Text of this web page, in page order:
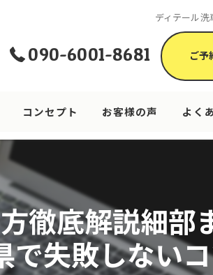
ディテール
090-6001-8681 ご予
コンセプト お客様の声 よく
徹底解説細部
で失敗しない